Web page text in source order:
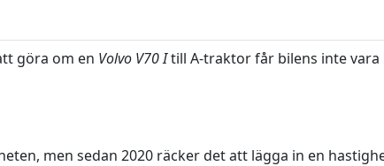
göra om en Volvo V70 Itill A-traktor får bilens inte
men sedan 2020 räcker det att lägga in en